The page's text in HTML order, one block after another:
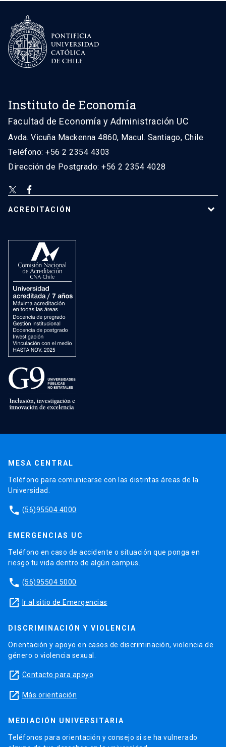
Instituto de Economía
Facultad de Economía y Administración UC
Avda. Vicuña Mackenna 4860, Macul. Santiago, Chile
Teléfono: +56 2 2354 4303
Dirección de Postgrado: +56 2 2354 4028
ACREDITACIÓN
MESA CENTRAL
Teléfono para comunicarse con las distintas áreas de la
Universidad.
phone (56)95504 4000
EMERGENCIAS UC
Teléfono en caso de accidente o situación que ponga en
riesgo tu vida dentro de algún campus.
phone (56)95504 5000
launch Ir al sitio de Emergencias
DISCRIMINACIÓN Y VIOLENCIA
Orientación y apoyo en casos de discriminación, violencia de
género o violencia sexual.
launch Contacto para apoyo
launch Más orientación
MEDIACIÓN UNIVERSITARIA
Teléfonos para orientación y consejo si se ha vulnerado